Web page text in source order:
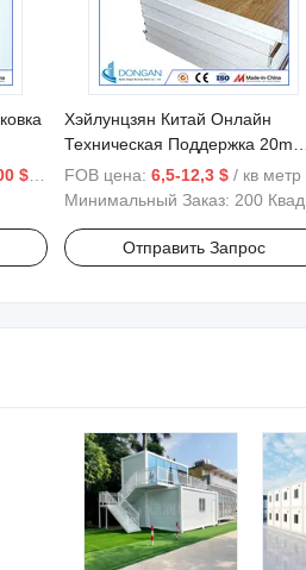
$
/ шт.
Хэйлунцзян Китай Онлайн
Техническая Поддержка 20mm
ПВХ Пена Панель ЭПС
FOB цена: 6,5-12,3 $ / кв метр
Минимальный Заказ: 200 Квадратные Метры
Отправить Запрос